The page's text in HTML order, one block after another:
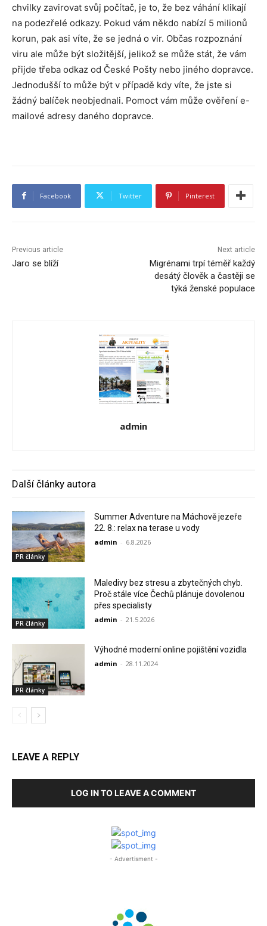
chvilky zavirovat svůj počítač, je to, že bez váhání klikají
na podezřelé odkazy. Pokud vám někdo nabízí 5 milionů
korun, pak asi víte, že se jedná o vir. Občas rozpoznání
viru ale může být složitější, jelikož se může stát, že vám
přijde třeba odkaz od České Pošty nebo jiného dopravce.
Jednodušší to může být v případě kdy víte, že jste si
žádný balíček neobjednali. Pomoct vám může ověření e-
mailové adresy daného dopravce.
Facebook Twitter Pinterest
Previous article
Jaro se blíží
Next article
Migrénami trpí téměř každý
desátý člověk a častěji se
týká ženské populace
admin
Další články autora
PR články
Summer Adventure na Máchově jezeře
22. 8.: relax na terase u vody
admin - 6.8.2026
PR články
Maledivy bez stresu a zbytečných chyb.
Proč stále více Čechů plánuje dovolenou
přes specialisty
admin - 21.5.2026
PR články
Výhodné moderní online pojištění vozidla
admin - 28.11.2024
LEAVE A REPLY
LOG IN TO LEAVE A COMMENT
- Advertisment -